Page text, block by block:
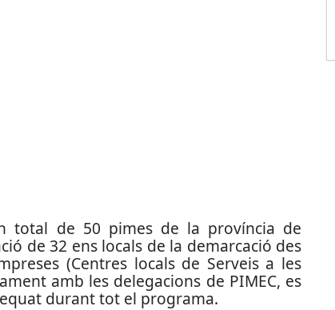
total de 50 pimes de la província de
de 32 ens locals de la demarcació des
(Centres locals de Serveis a les
amb les delegacions de PIMEC, es
durant tot el programa.